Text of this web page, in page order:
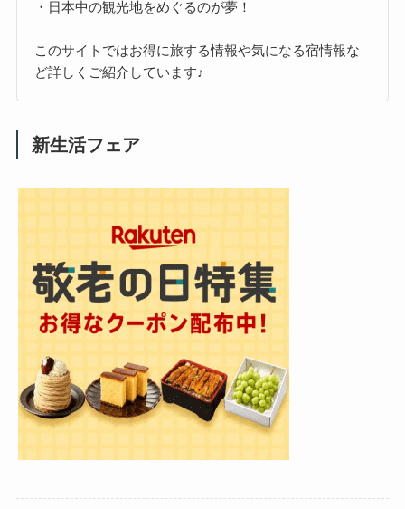
・日本中の観光地をめぐるのが夢！
このサイトではお得に旅する情報や気になる宿情報な
ど詳しくご紹介しています♪
新生活フェア